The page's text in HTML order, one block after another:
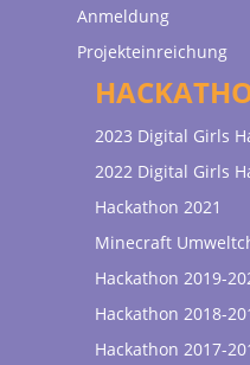
Anmeldung
Projekteinreichung
2023 Digital Girls
2022 Digital Girls
Hackathon 2021
Minecraft
Hackathon 2019-
Hackathon 2018-
Hackathon 2017-